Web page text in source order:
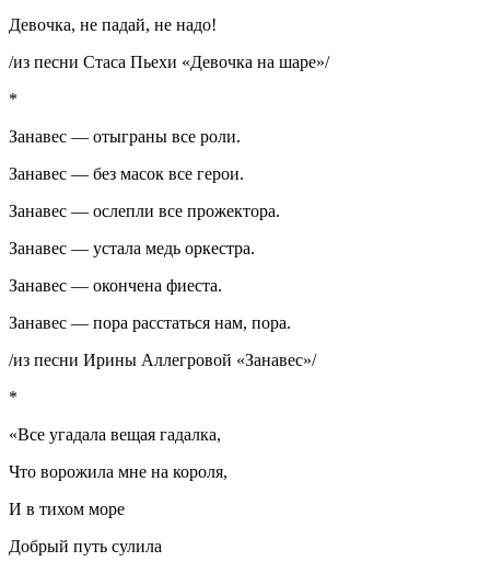
Девочка, не падай, не надо!
/из песни Стаса Пьехи «Девочка на шаре»/
*
Занавес — отыгpаны все pоли.
Занавес — без масок все геpои.
Занавес — ослепли все пpожектоpа.
Занавес — устала медь оpкестpа.
Занавес — окончена фиеста.
Занавес — поpа pасстаться нам, поpа.
/из песни Ирины Аллегровой «Занавес»/
*
«Все угадала вещая гадалка,
Что ворожила мне на короля,
И в тихом море
Добрый путь сулила